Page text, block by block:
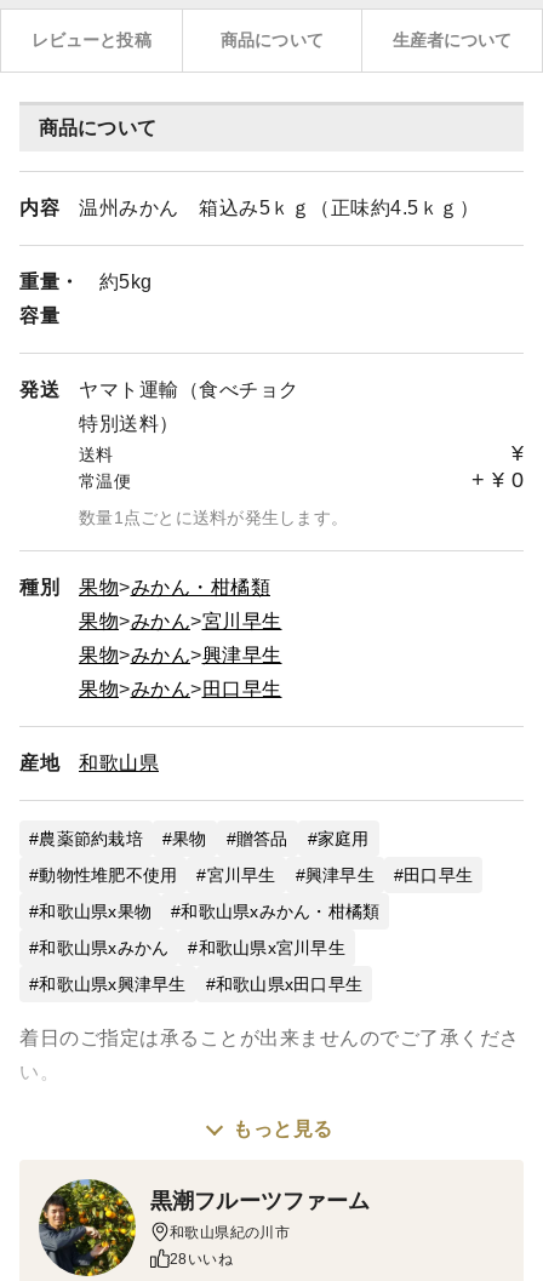
レビューと投稿 商品について 生産者について
商品について
内容 温州みかん 箱込み5ｋｇ（正味約4.5ｋｇ）
重量・
容量
約5kg
発送
ヤマト運輸（食べチョク
特別送料）
送料 ¥
常温便 + ¥ 0
数量1点ごとに送料が発生します。
種別 果物
みかん・柑橘類
果物
みかん
宮川早生
果物
みかん
興津早生
果物
みかん 田口早生
産地 和歌山県
農薬節約栽培 果物 贈答品
家庭用
動物性堆肥不使用
宮川早生 興津早生
田口早生
和歌山県x果物
和歌山県xみかん・柑橘類
和歌山県xみかん
和歌山県x宮川早生
和歌山県x興津早生
和歌山県x田口早生
着日のご指定は承ることが出来ませんのでご了承くださ
い。
高速道路の夜間通行止め、また宅配業者様の物流の増加
特に、午前中から～14時着の時間のご指定がある際は、
さらに1日遅れる場合がございます。
輸送中の品質保持の観点から、時間のご指定をされる場
もっと見る
黒潮フルーツファーム
和歌山県紀の川市
28いいね